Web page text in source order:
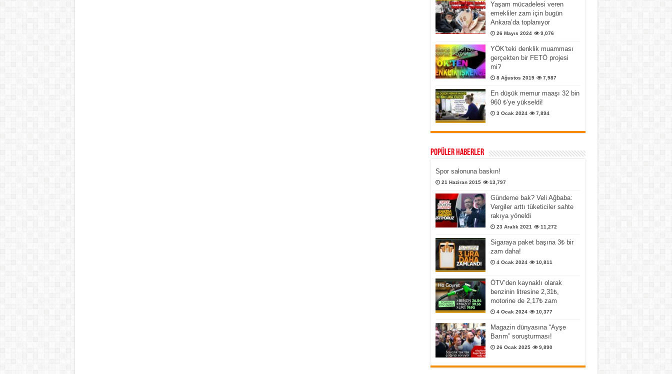
Yaşam mücadelesi veren
emekliler zam için bugün
Ankara’da toplanıyor
26 Mayıs 2024 9,076
YÖK’teki denklik muamması
gerçekten bir FETÖ projesi
mi?
8 Ağustos 2019 7,987
En düşük memur maaşı 32 bin
960 ₺’ye yükseldi!
3 Ocak 2024 7,894
Popüler Haberler
Spor salonuna baskın!
21 Haziran 2015 13,797
Gündeme bak? Veli Ağbaba:
Vergiler arttı tüketiciler sahte
rakıya yöneldi
23 Aralık 2021 11,272
Sigaraya paket başına 3₺ bir
zam daha!
4 Ocak 2024 10,811
ÖTV’den kaynaklı olarak
benzinin litresine 2,31₺,
motorine de 2,17₺ zam
4 Ocak 2024 10,377
Magazin dünyasına “Ayşe
Barım” soruşturması!
26 Ocak 2025 9,890